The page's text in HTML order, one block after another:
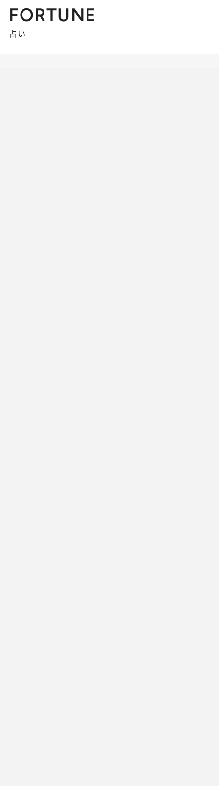
FORTUNE
占い